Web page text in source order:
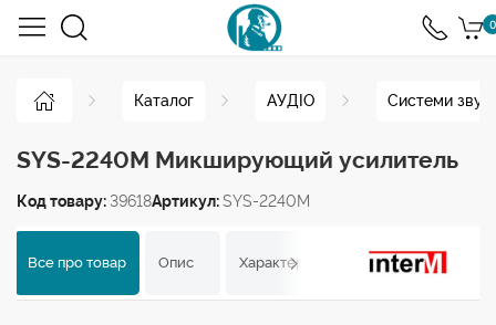
0
Каталог АУДІО Системи
SYS-2240M Микширующий усилитель
Код товару: 39618Артикул:SYS-2240M
Все про товар Опис Характеристики Відгуки